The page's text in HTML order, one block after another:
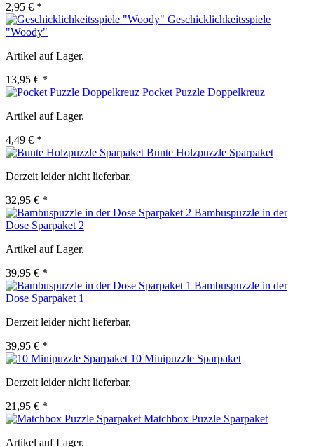
2,95 € *
Geschicklichkeitsspiele
"Woody"
Artikel auf Lager.
13,95 € *
Pocket Puzzle Doppelkreuz
Artikel auf Lager.
4,49 € *
Bunte Holzpuzzle Sparpaket
Derzeit leider nicht lieferbar.
32,95 € *
Bambuspuzzle in der
Dose Sparpaket 2
Artikel auf Lager.
39,95 € *
Bambuspuzzle in der
Dose Sparpaket 1
Derzeit leider nicht lieferbar.
39,95 € *
10 Minipuzzle Sparpaket
Derzeit leider nicht lieferbar.
21,95 € *
Matchbox Puzzle Sparpaket
Artikel auf Lager.